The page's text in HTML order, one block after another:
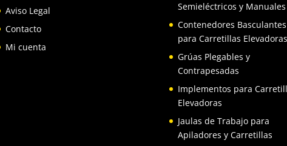
Aviso Legal
Contacto
Mi cuenta
Semieléctricos y Manuales
Contenedores Basculantes
para Carretillas Elevadoras
Grúas Plegables y
Contrapesadas
Implementos para
Elevadoras
Jaulas de Trabajo para
Apiladores y Carretillas